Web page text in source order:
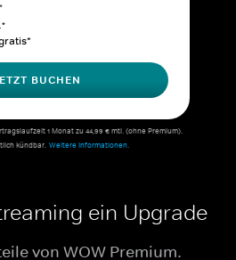
BUCHEN
1 Monat zu 44,99 € mtl. (ohne Premium).
kündbar. Weitere Informationen.
ein Upgrade
von WOW Premium.